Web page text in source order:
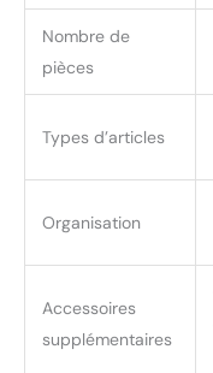
Nombre de
pièces
Types d’articles
Organisation
Accessoires
supplémentaires